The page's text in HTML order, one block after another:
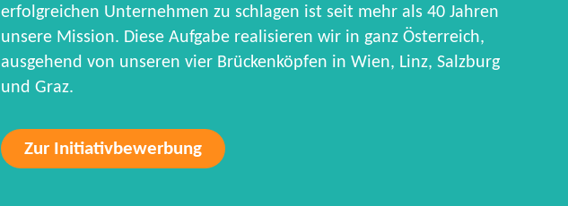
erfolgreichen Unternehmen zu schlagen ist seit mehr als 40 Jahren
unsere Mission. Diese Aufgabe realisieren wir in ganz Österreich,
ausgehend von unseren vier Brückenköpfen in Wien, Linz, Salzburg
und Graz.
Zur Initiativbewerbung